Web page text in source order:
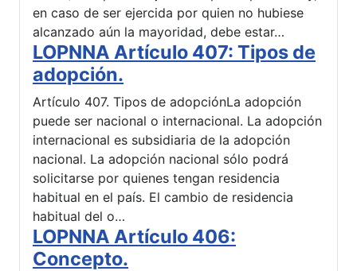
en caso de ser ejercida por quien no hubiese
alcanzado aún la mayoridad, debe estar…
LOPNNA Artículo 407: Tipos de
adopción.
Artículo 407. Tipos de adopciónLa adopción
puede ser nacional o internacional. La adopción
internacional es subsidiaria de la adopción
nacional. La adopción nacional sólo podrá
solicitarse por quienes tengan residencia
habitual en el país. El cambio de residencia
habitual del o…
LOPNNA Artículo 406:
Concepto.